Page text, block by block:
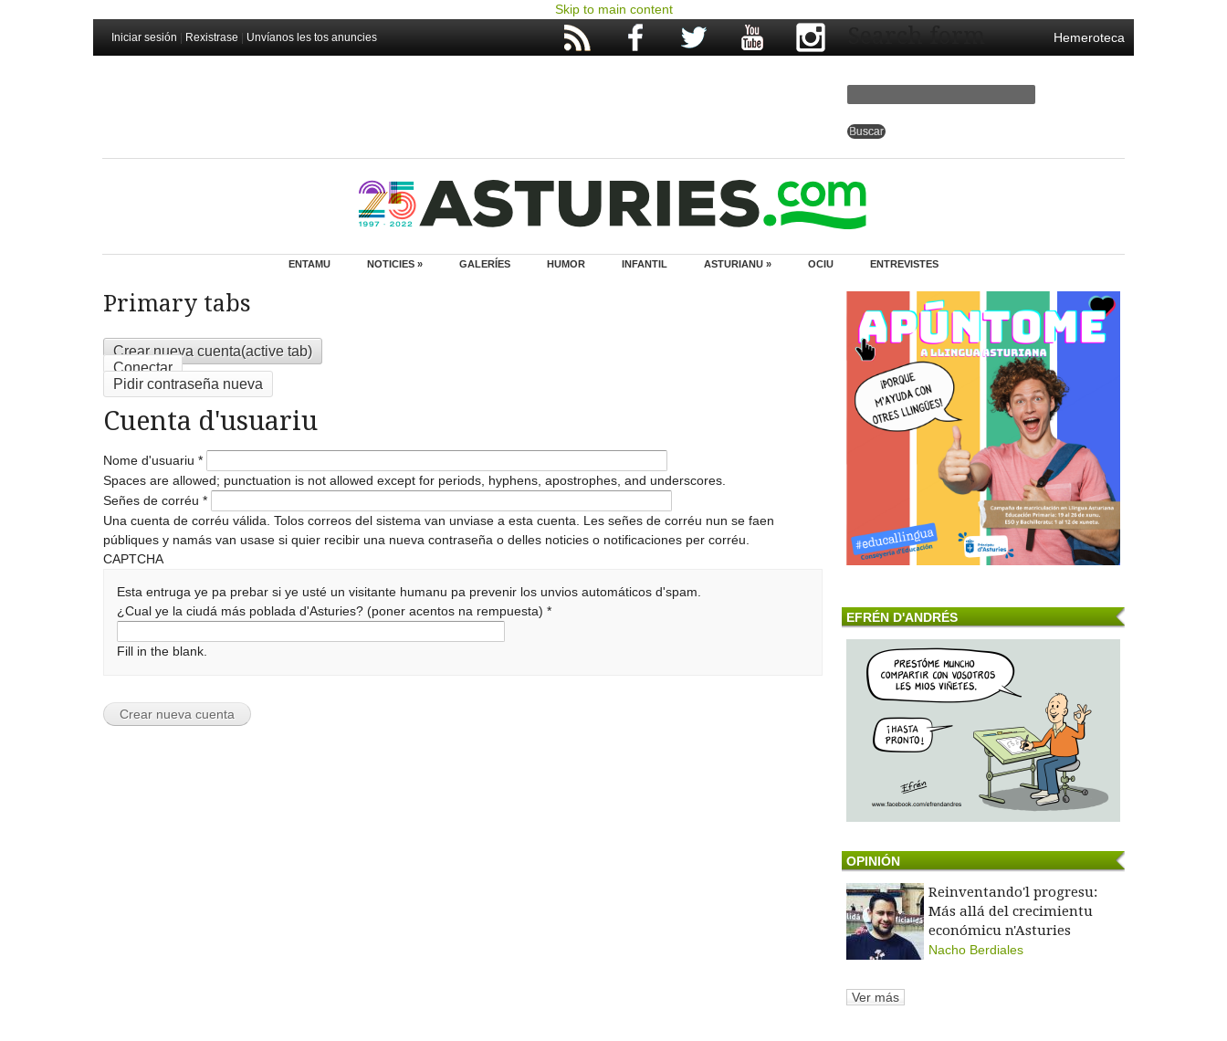
Skip to main content
Iniciar sesión Rexistrase Unvíanos les tos anuncies Hemeroteca
Search form
ENTAMU NOTICIES » GALERÍES HUMOR INFANTIL ASTURIANU » OCIU ENTREVISTES
Primary tabs
Crear nueva cuenta(active tab)
Conectar
Pidir contraseña nueva
Cuenta d'usuariu
Nome d'usuariu *
Spaces are allowed; punctuation is not allowed except for periods, hyphens, apostrophes, and underscores.
Señes de corréu *
Una cuenta de corréu válida. Tolos correos del sistema van unviase a esta cuenta. Les señes de corréu nun se faen
públiques y namás van usase si quier recibir una nueva contraseña o delles noticies o notificaciones per corréu.
CAPTCHA
Esta entruga ye pa prebar si ye usté un visitante humanu pa prevenir los unvios automáticos d'spam.
¿Cual ye la ciudá más poblada d'Asturies? (poner acentos na rempuesta)*
Fill in the blank.
EFRÉN D'ANDRÉS
OPINIÓN
Reinventando'l progresu:
Más allá del crecimientu
económicu n'Asturies
Nacho Berdiales
Ver más